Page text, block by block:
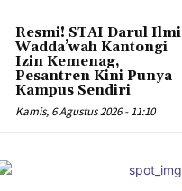
Resmi! STAI Darul Ilmi
Wadda’wah Kantongi
Izin Kemenag,
Pesantren Kini Punya
Kampus Sendiri
Kamis, 6 Agustus 2026 - 11:10